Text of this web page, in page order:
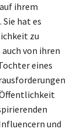
ihrem
hat es
zu
von ihren
eines
Öffentlichkeit
und